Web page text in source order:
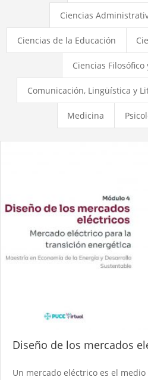
Ciencias
Ciencias de la Educación
Ciencias Filosófico
Comunicación, Lingüística y
Medicina
Diseño de los mercados
Un mercado eléctrico es el